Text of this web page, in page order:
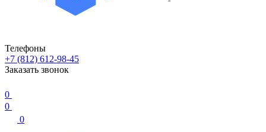
Телефоны
+7 (812) 612-98-45
Заказать звонок
0
0
0